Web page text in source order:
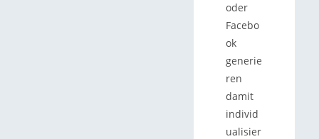
oder
Facebo
ok
generie
ren
damit
individ
ualisier